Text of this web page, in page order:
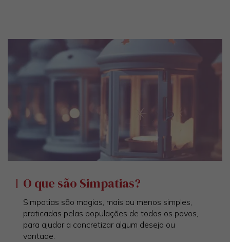
O que são Simpatias?
Simpatias são magias, mais ou menos simples,
praticadas pelas populações de todos os povos,
para ajudar a concretizar algum desejo ou
vontade.